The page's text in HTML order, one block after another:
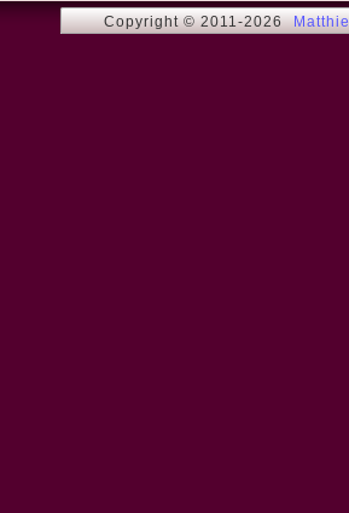
Copyright © 2011-2026